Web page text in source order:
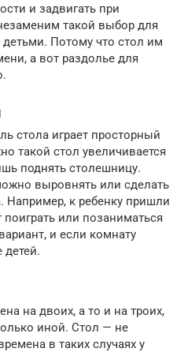
и задвигать при
такой выбор для
Потому что стол им
а вот раздолье для
стола играет просторный
такой стол увеличивается
поднять столешницу.
выровнять или сделать
Например, к ребенку пришли
поиграть или позаниматься
и если комнату
детей.
на двоих, а то и на троих,
иной. Стол — не
в таких случаях у